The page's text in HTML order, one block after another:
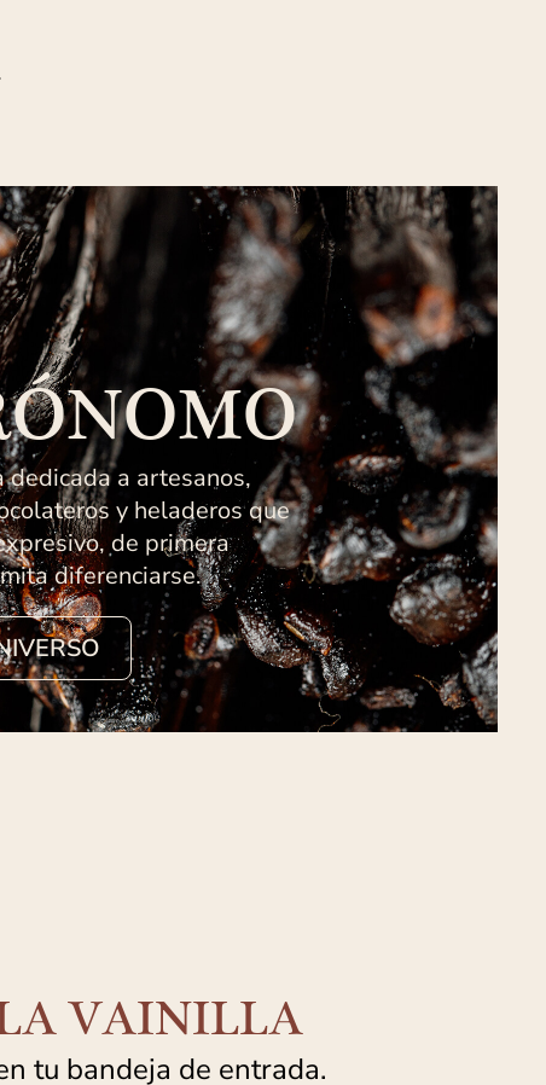
a artesanos,
y heladeros que
de primera
diferenciarse.
VAINILLA
tu bandeja de entrada.